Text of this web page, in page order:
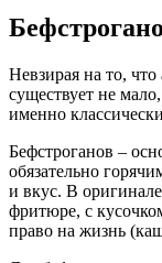
Невзирая на то, что
существует не
именно
Бефстроганов –
обязательно
и вкус. В
фритюре, с
право на жизнь